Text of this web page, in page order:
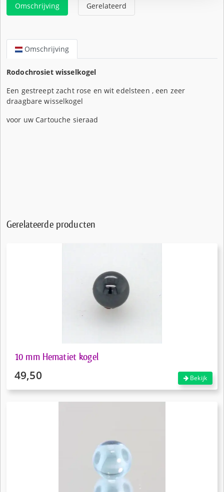
Omschrijving Gerelateerd
Omschrijving
Rodochrosiet wisselkogel
Een gestreept zacht rose en wit edelsteen , een zeer
draagbare wisselkogel
voor uw Cartouche sieraad
Gerelateerde producten
10 mm Hematiet kogel
49,50 Bekijk